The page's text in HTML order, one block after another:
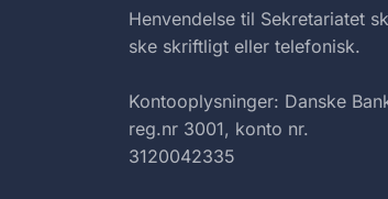
Henvendelse til Sekretariatet
ske skriftligt eller telefonisk.
Kontooplysninger: Danske
reg.nr 3001, konto nr.
3120042335